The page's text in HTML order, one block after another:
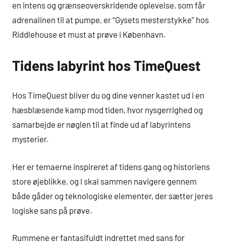
en intens og grænseoverskridende oplevelse, som får
adrenalinen til at pumpe, er “Gysets mesterstykke” hos
Riddlehouse et must at prøve i København.
Tidens labyrint hos TimeQuest
Hos TimeQuest bliver du og dine venner kastet ud i en
hæsblæsende kamp mod tiden, hvor nysgerrighed og
samarbejde er nøglen til at finde ud af labyrintens
mysterier.
Her er temaerne inspireret af tidens gang og historiens
store øjeblikke, og I skal sammen navigere gennem
både gåder og teknologiske elementer, der sætter jeres
logiske sans på prøve.
Rummene er fantasifuldt indrettet med sans for